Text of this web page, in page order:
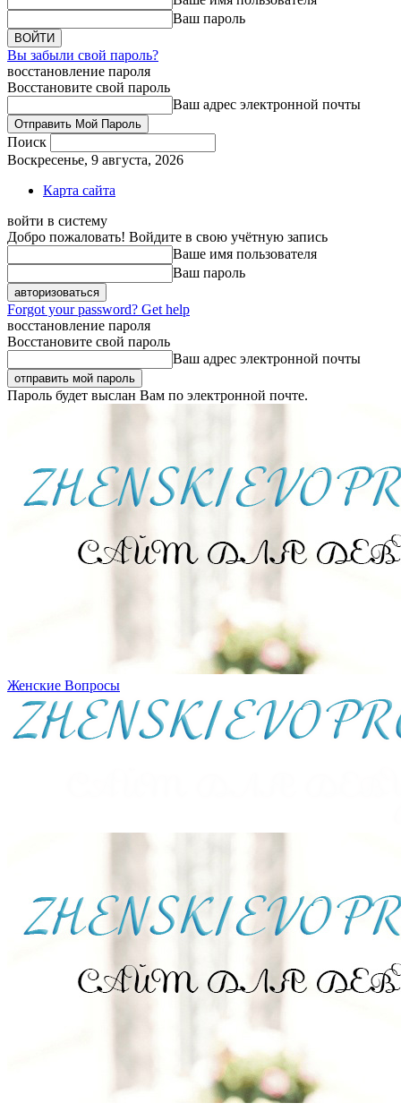
Ваш пароль
Вы забыли свой пароль?
восстановление пароля
Восстановите свой пароль
Ваш адрес электронной почты
Поиск
Воскресенье, 9 августа, 2026
Карта сайта
войти в систему
Добро пожаловать! Войдите в свою учётную запись
Ваше имя пользователя
Ваш пароль
Forgot your password? Get help
восстановление пароля
Восстановите свой пароль
Ваш адрес электронной почты
Пароль будет выслан Вам по электронной почте.
Женские Вопросы